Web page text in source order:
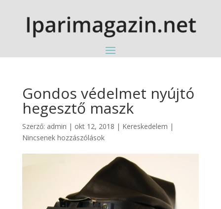
Gondos védelmet nyújtó
hegesztő maszk
Szerző: admin | okt 12, 2018 | Kereskedelem |
Nincsenek hozzászólások